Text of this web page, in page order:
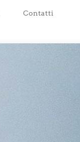
Contatti